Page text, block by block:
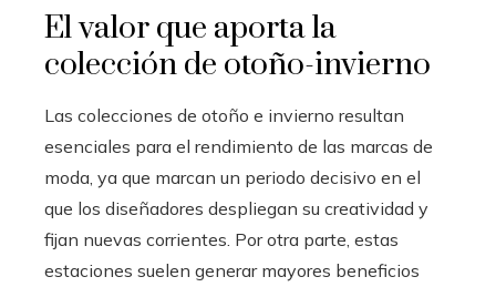
El valor que aporta la
colección de otoño-invierno
Las colecciones de otoño e invierno resultan
esenciales para el rendimiento de las marcas de
moda, ya que marcan un periodo decisivo en el
que los diseñadores despliegan su creatividad y
fijan nuevas corrientes. Por otra parte, estas
estaciones suelen generar mayores beneficios